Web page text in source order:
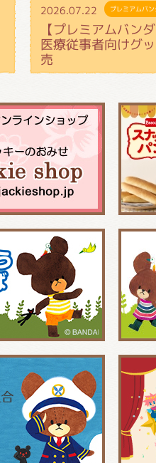
2026.07.22 プレミアムバ
【プレミアムバン
医療従事者向けグ
売